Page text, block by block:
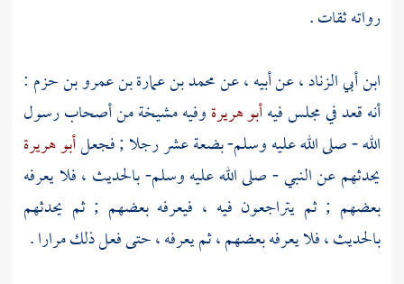
رواته ثقات .
ابن أبي الزناد، عن أبيه ، عنمحمد بن عمارة بن عمرو بن حزم :
أنه قعد في مجلس فيهأبو هريرةوفيه مشيخة من أصحاب رسول
الله - صلى الله عليه وسلم- بضعة عشر رجلا ; فجعلأبو هريرة
يحدثهم عن النبي - صلى الله عليه وسلم- بالحديث ، فلا يعرفه
بعضهم ; ثم يتراجعون فيه ، فيعرفه بعضهم ; ثم يحدثهم
بالحديث ، فلا يعرفه بعضهم ، ثم يعرفه ، حتى فعل ذلك مرارا .